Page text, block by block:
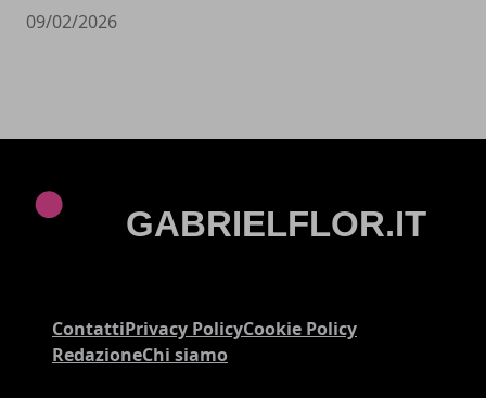
09/02/2026
ContattiPrivacy PolicyCookie Policy
RedazioneChi siamo